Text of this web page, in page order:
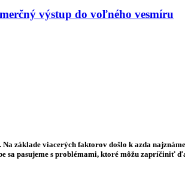
výstup do voľného vesmíru
základe viacerých faktorov došlo k azda
sa pasujeme s problémami, ktoré môžu zapríčiniť